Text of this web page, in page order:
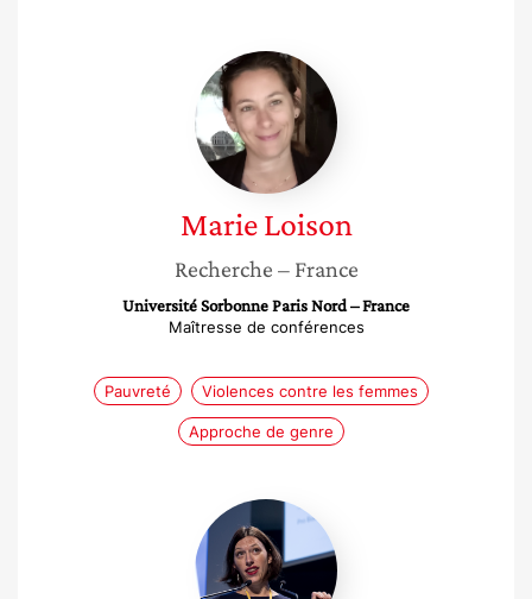
Marie
Loison
Marie Loison
Recherche – France
Université Sorbonne Paris Nord – France
Maîtresse de conférences
Pauvreté Violences contre les femmes
Approche de genre
Emilie
Poisson